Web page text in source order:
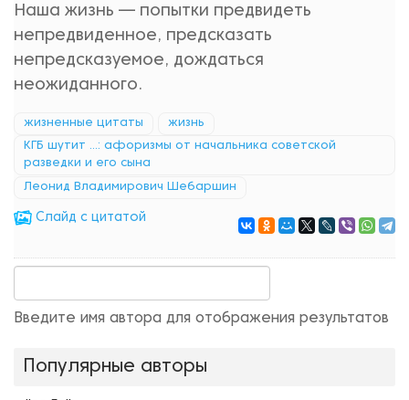
Наша жизнь — попытки предвидеть
непредвиденное, предсказать
непредсказуемое, дождаться
неожиданного.
жизненные цитаты жизнь
КГБ шутит ...: афоризмы от начальника советской
разведки и его сына
Леонид Владимирович Шебаршин
Cлайд с цитатой
Введите имя автора для отображения результатов
Популярные авторы